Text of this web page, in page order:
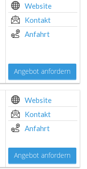
Website
Kontakt
Anfahrt
Angebot anfordern
Website
Kontakt
Anfahrt
Angebot anfordern